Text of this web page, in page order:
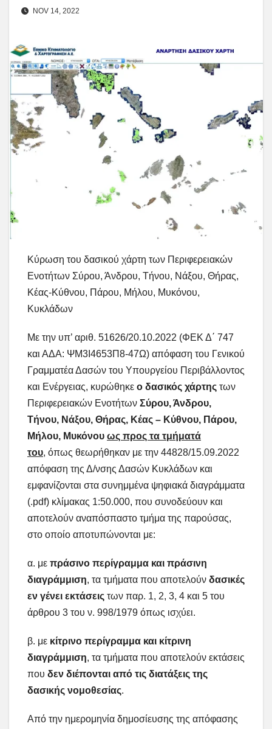
NOV 14, 2022
Κύρωση του δασικού χάρτη των Περιφερειακών
Ενοτήτων Σύρου, Άνδρου, Τήνου, Νάξου, Θήρας,
Κέας-Κύθνου, Πάρου, Μήλου, Μυκόνου,
Κυκλάδων
Με την υπ’ αριθ. 51626/20.10.2022 (ΦΕΚ Δ΄ 747
και ΑΔΑ: ΨΜ3Ι4653Π8-47Ω) απόφαση του Γενικού
Γραμματέα Δασών του Υπουργείου Περιβάλλοντος
και Ενέργειας, κυρώθηκε ο δασικός χάρτης των
Περιφερειακών Ενοτήτων Σύρου, Άνδρου,
Τήνου, Νάξου, Θήρας, Κέας – Κύθνου, Πάρου,
Μήλου, Μυκόνου ως προς τα τμήματά
του, όπως θεωρήθηκαν με την 44828/15.09.2022
απόφαση της Δ/νσης Δασών Κυκλάδων και
εμφανίζονται στα συνημμένα ψηφιακά διαγράμματα
(.pdf) κλίμακας 1:50.000, που συνοδεύουν και
αποτελούν αναπόσπαστο τμήμα της παρούσας,
στο οποίο αποτυπώνονται με:
α. με πράσινο περίγραμμα και πράσινη
διαγράμμιση, τα τμήματα που αποτελούν δασικές
εν γένει εκτάσεις των παρ. 1, 2, 3, 4 και 5 του
άρθρου 3 του ν. 998/1979 όπως ισχύει.
β. με κίτρινο περίγραμμα και κίτρινη
διαγράμμιση, τα τμήματα που αποτελούν εκτάσεις
που δεν διέπονται από τις διατάξεις της
δασικής νομοθεσίας.
Από την ημερομηνία δημοσίευσης της απόφασης